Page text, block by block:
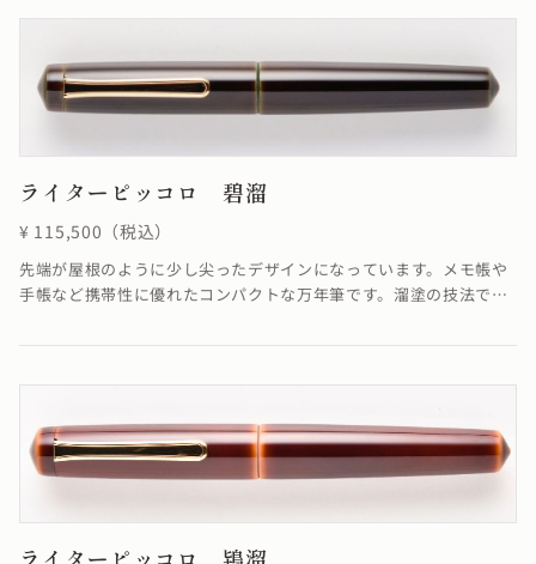
ライターピッコロ 碧溜
¥ 115,500（税込）
先端が屋根のように少し尖ったデザインになっています。メモ帳や
手帳など携帯性に優れたコンパクトな万年筆です。溜塗の技法で
仕上がりの色合いが若干異なる場合がございます≫